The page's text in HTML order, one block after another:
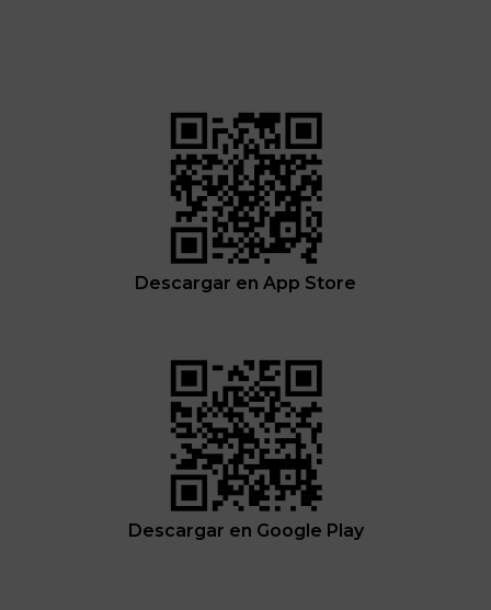
Descargar en App Store
Descargar en Google Play